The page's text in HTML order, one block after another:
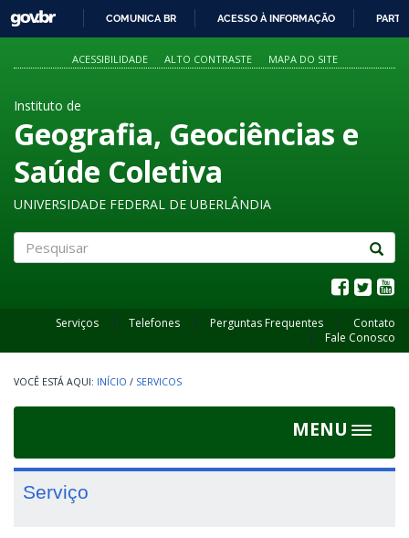
PARA
O
GOVBR
COMUNICA BR ACESSO À INFORMAÇÃO
ACESSIBILIDADE ALTO CONTRASTE MAPA DO SITE
Instituto de
Geografia, Geociências e
Saúde Coletiva
UNIVERSIDADE FEDERAL DE UBERLÂNDIA
Serviços Telefones Perguntas Frequentes
Contato
Fale Conosco
INÍCIO / SERVICOS
MENU
Toggle
Serviço